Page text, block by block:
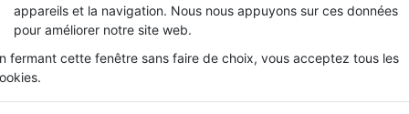
Testaments
Etude biblique
Segond
Darby
Bandes dessinées
Souffrance, Relation d'aide
Ethique, société, politique
ans
Adolescents, jeunes
Latino, Folk
Soul
Rap, Hip-hop
Louange, Adoration
Pop, Rock
animés
conférences
Films, fiction
Jeux
Papeterie
depuis votre pays (United States).
15 à 18 ans Jésus : et si je prenais ses paroles
appareils et la navigation. Nous nous appuyons sur ces données
pour améliorer notre site web.
fermant cette fenêtre sans faire de choix, vous acceptez tous les